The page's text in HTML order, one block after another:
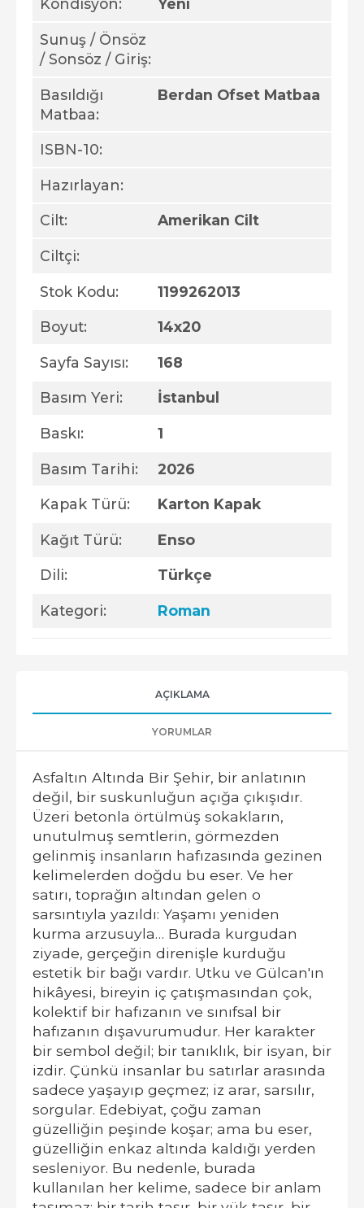
Kondisyon: Yeni
Sunuş / Önsöz
/ Sonsöz / Giriş:
Basıldığı
Matbaa:
Berdan Ofset Matbaa
ISBN-10:
Hazırlayan:
Cilt: Amerikan Cilt
Ciltçi:
Stok Kodu: 1199262013
Boyut: 14x20
Sayfa Sayısı: 168
Basım Yeri: İstanbul
Baskı: 1
Basım Tarihi: 2026
Kapak Türü: Karton Kapak
Kağıt Türü: Enso
Dili: Türkçe
Kategori: Roman
AÇIKLAMA
YORUMLAR
Asfaltın Altında Bir Şehir, bir anlatının
değil, bir suskunluğun açığa çıkışıdır.
Üzeri betonla örtülmüş sokakların,
unutulmuş semtlerin, görmezden
gelinmiş insanların hafızasında gezinen
kelimelerden doğdu bu eser. Ve her
satırı, toprağın altından gelen o
sarsıntıyla yazıldı: Yaşamı yeniden
kurma arzusuyla… Burada kurgudan
ziyade, gerçeğin direnişle kurduğu
estetik bir bağı vardır. Utku ve Gülcan'ın
hikâyesi, bireyin iç çatışmasından çok,
kolektif bir hafızanın ve sınıfsal bir
hafızanın dışavurumudur. Her karakter
bir sembol değil; bir tanıklık, bir isyan, bir
izdir. Çünkü insanlar bu satırlar arasında
sadece yaşayıp geçmez; iz arar, sarsılır,
sorgular. Edebiyat, çoğu zaman
güzelliğin peşinde koşar; ama bu eser,
güzelliğin enkaz altında kaldığı yerden
sesleniyor. Bu nedenle, burada
kullanılan her kelime, sadece bir anlam